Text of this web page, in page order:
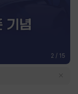
2 / 15